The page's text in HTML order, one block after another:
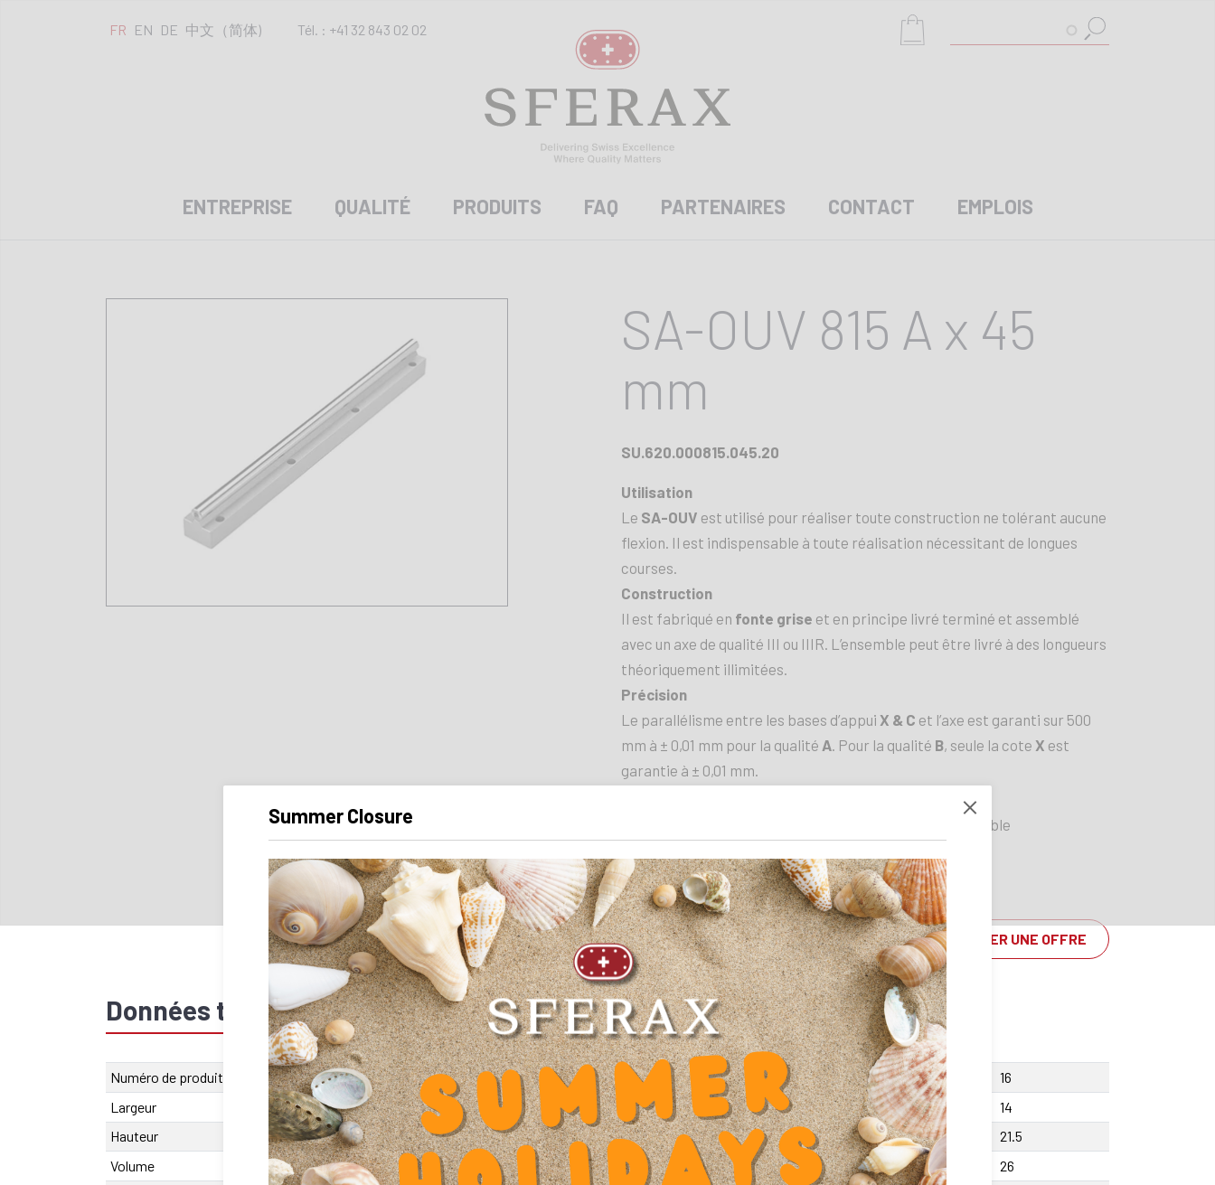
FR EN DE 中文（简体) Tél. : +41 32 843 02 02
ENTREPRISE QUALITÉ PRODUITS FAQ PARTENAIRES CONTACT EMPLOIS
SA-OUV 815 A x 45
mm
SU.620.000815.045.20
Utilisation
Le SA-OUV est utilisé pour réaliser toute construction ne tolérant aucune
flexion. Il est indispensable à toute réalisation nécessitant de longues
courses.
Construction
Il est fabriqué en fonte grise et en principe livré terminé et assemblé
avec un axe de qualité III ou IIIR. L’ensemble peut être livré à des longueurs
théoriquement illimitées.
Précision
Le parallélisme entre les bases d’appui X & C et l’axe est garanti sur 500
mm à ± 0,01 mm pour la qualité A. Pour la qualité B, seule la cote X est
garantie à ± 0,01 mm.
Disponible
DEMANDER UNE OFFRE
Données techniques Produits recommandés
Numéro de produit
SU.620.000815.045.20
Largeur
26 mm
Hauteur
18 mm
Volume
21060
Diamètre intérieur d
Longueur
45 mm
Coeff. Facteur Dynamique Y
0.000000
Diamètre d'axe d
8
Ecartement vis Y
16
Hauteur F
14
Hauteur centre X +/-0.01
21.5
Largeur A
26
Summer Closure